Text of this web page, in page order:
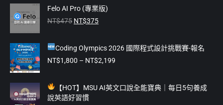
new
window
in
new
window
in
new
in
new
in
new
Felo AI Pro (專業版)
NT$475 原
格：
NT$475。
NT$375目
格：
NT$375。
Coding Olympics 2026 國際程式設計挑戰賽-報名
NT$1,800 – NT$2,199
圍：
【HOT】MSU AI英文口說全能寶典｜每日5句養成
說英語好習慣